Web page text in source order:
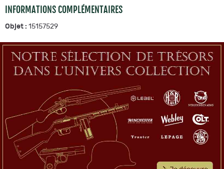
INFORMATIONS COMPLÉMENTAIRES
Objet : 15157529